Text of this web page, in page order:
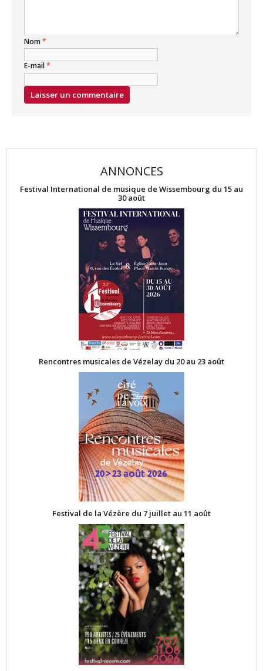
Nom*
E-mail*
ANNONCES
Festival International de musique de Wissembourg du 15 au
30 août
Rencontres musicales de Vézelay du 20 au 23 août
Festival de la Vézère du 7 juillet au 11 août